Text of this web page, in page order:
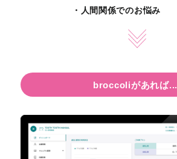
・人間関係でのお悩み
broccoliがあれば...